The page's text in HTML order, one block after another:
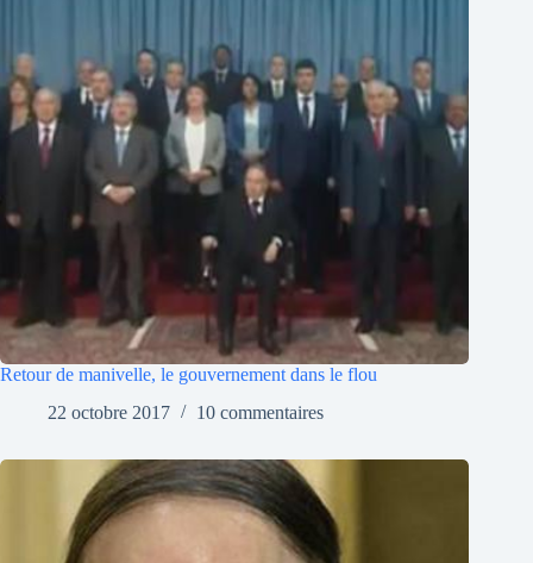
Retour de manivelle, le gouvernement dans le flou
22 octobre 2017
10 commentaires